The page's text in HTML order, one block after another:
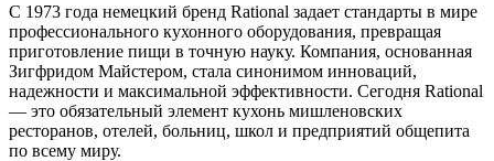
С 1973 года немецкий бренд Rational задает стандарты в мире
профессионального кухонного оборудования, превращая
приготовление пищи в точную науку. Компания, основанная
Зигфридом Майстером, стала синонимом инноваций,
надежности и максимальной эффективности. Сегодня Rational
— это обязательный элемент кухонь мишленовских
ресторанов, отелей, больниц, школ и предприятий общепита
по всему миру.